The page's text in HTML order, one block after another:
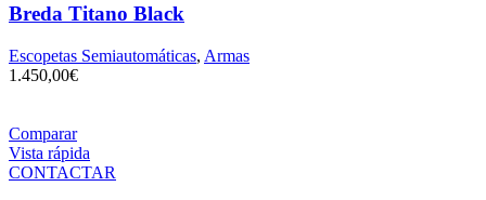
Breda Titano Black
Escopetas Semiautomáticas, Armas
1.450,00€
Comparar
Vista rápida
CONTACTAR